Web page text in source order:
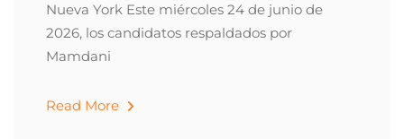
Nueva York Este miércoles 24 de junio de
2026, los candidatos respaldados por
Mamdani
Read More